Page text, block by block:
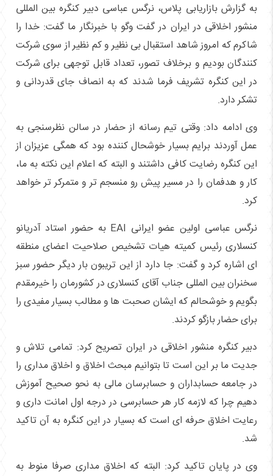
به گزارش بازاریابی پلاس، نرگس عباسی دبیر کنگره بین المللی
منشور اخلاقی در ایران در گفت وگو با خبرنگار ما گفت: خدا را
شاکرم که امروز شاهد استقبال بی نظیر و کم نظیر از سوی شرکت
کنندگان بودیم و برخلاف تصور، تعداد قابل توجهی برای شرکت
در این کنگره تشریف فرما شدند که به انصاف جای قدردانی و
تشکر دارد.
وی ادامه داد: وقتی تیم رسانه از حضار در سالن نظرسنجی به
عمل آوردند برایم بسیار خوشحال کننده بود که همگی عزیزان از
این کنگره رضایت کافی داشتند و البته که اعلام این نکته به ما،
کار و هدفمان را در مسیر پیش رو منسجم تر و متمرکر تر خواهد
کرد.
نرگس عباسی اولین عضو ایرانی EAI به حضور استاد آدریانو
کنسلاری رئیس کمیته هیات تشخیص صلاحیت اعضای منطقه
ای اشاره کرد و گفت: جا دارد از این تریبون بار دیگر حضور سبز
سخنران بین المللی جناب آقای کنسلاری در کشورمان را خیرمقدم
بگویم و خوشحالم که ایشان صحبت ها و مطالب بسیار مفیدی را
برای حضار بازگو کردند.
دبیر کنگره منشور اخلاقی در ایران تصریح کرد: تمامی تلاش و
جدیت ما بر این است تا بتوانیم مبحث اخلاق و اخلاق مداری را
در جامعه حسابداران و حسابرسان مالی به نحو صحیح آموزش
دهیم چرا که لازمه کار هر حسابرسی در درجه اول امانت داری و
رعایت اخلاق حرفه ای است که بسیار در این کنگره به آن تاکید
شد.
وی در پایان تاکید کرد: البته که اخلاق مداری صرفا منوط به